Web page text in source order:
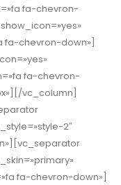
fa-chevron-
fa-chevron-down»]
fa-chevron-
vc_column]
2″
fa-chevron-down»]